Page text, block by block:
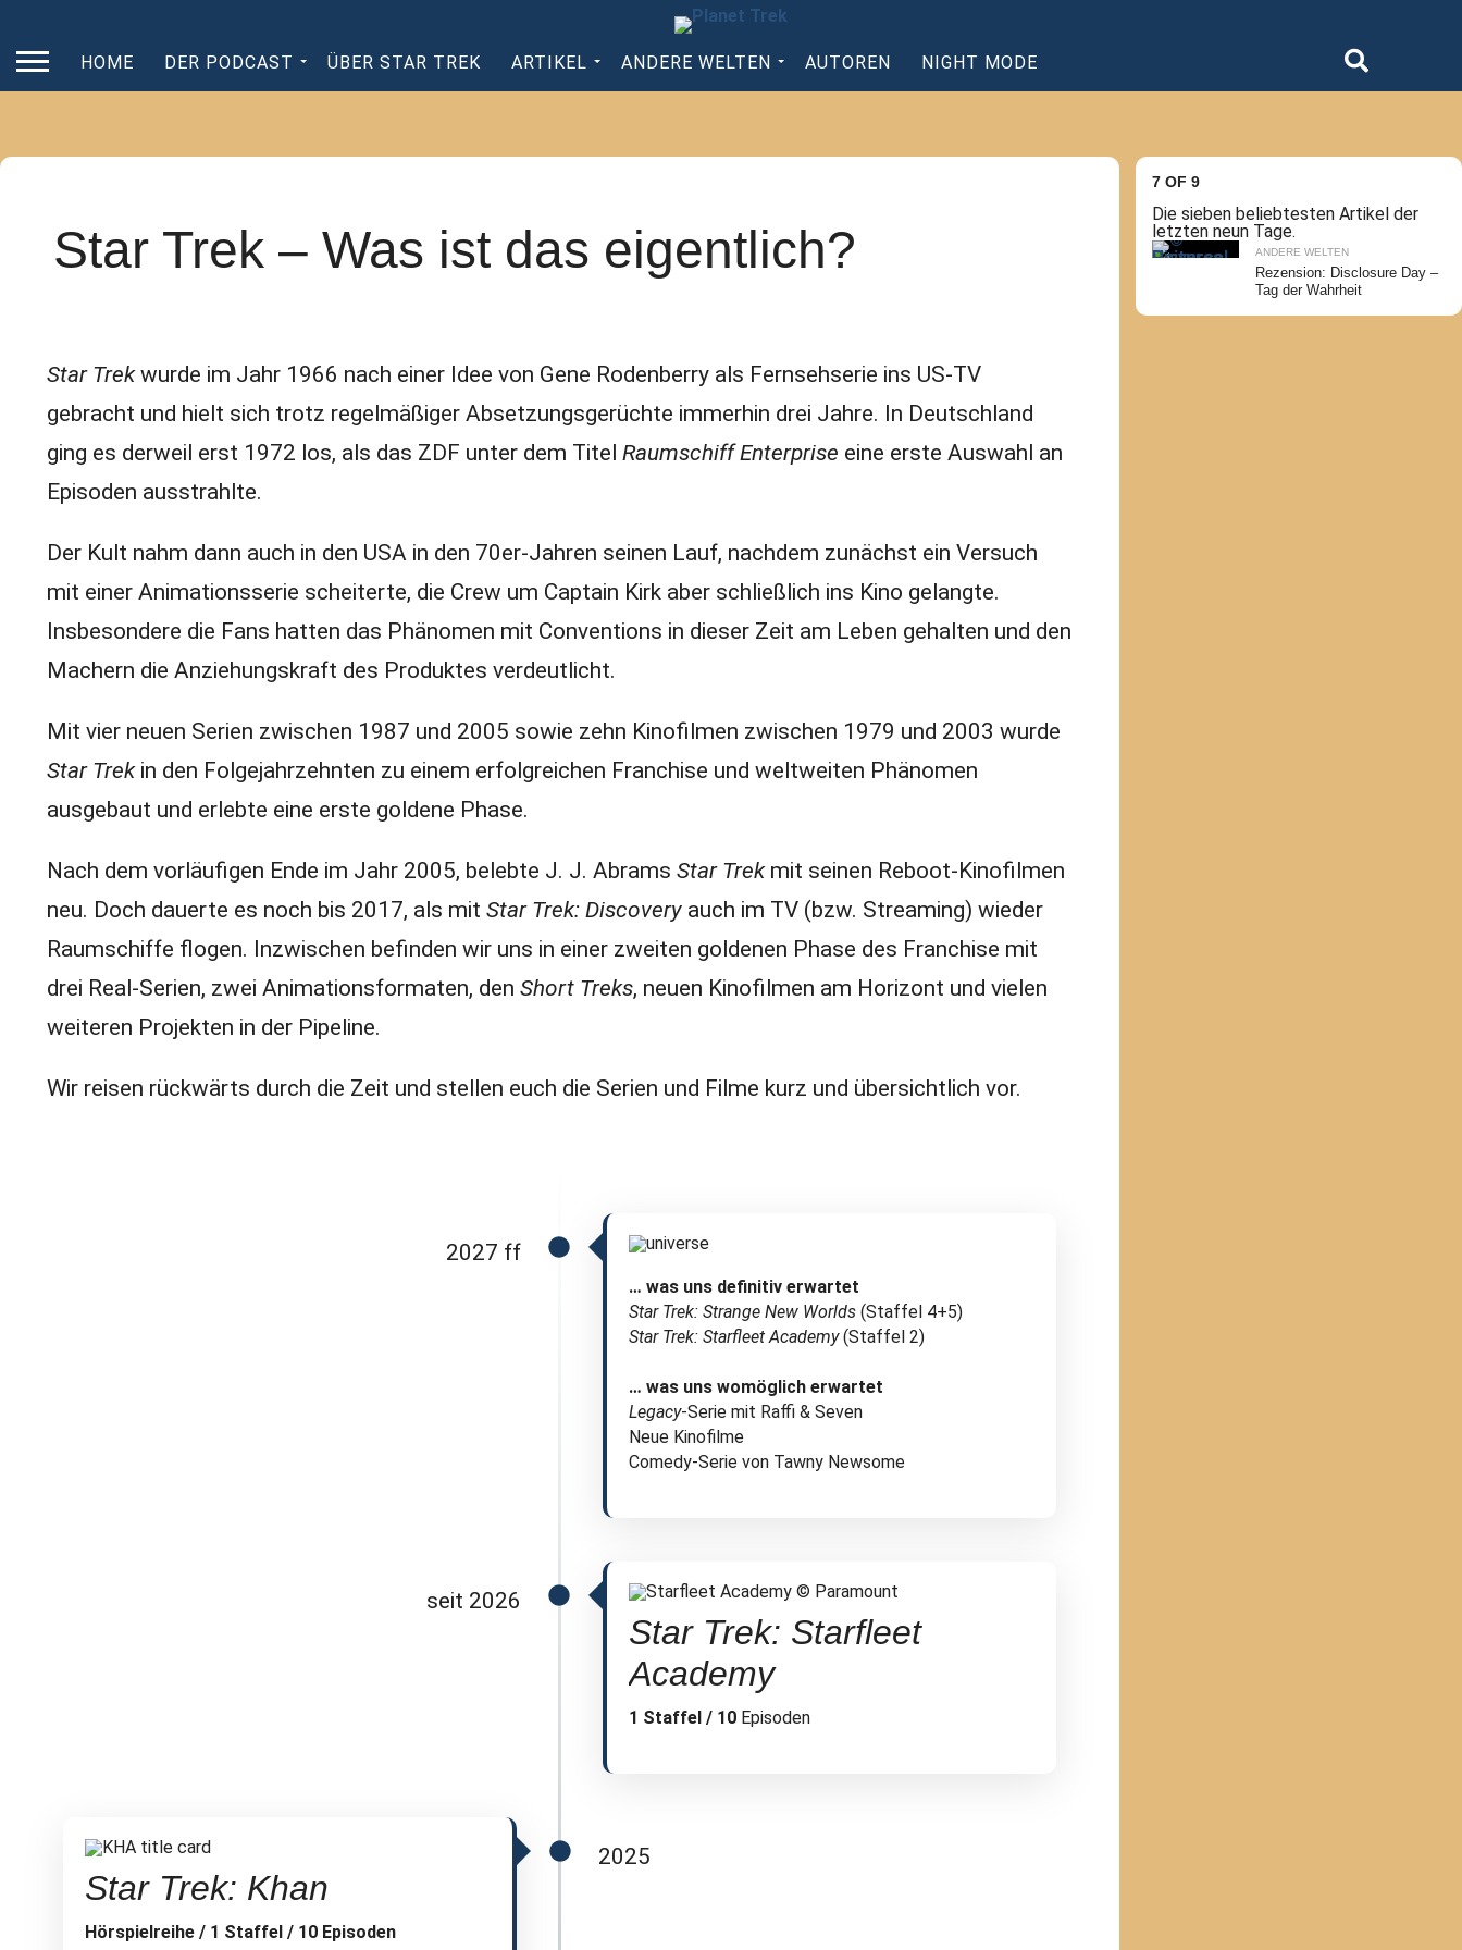
HOME DER PODCAST ÜBER STAR TREK ARTIKEL ANDERE WELTEN AUTOREN NIGHT MODE
Star Trek – Was ist das eigentlich?
Star Trekwurde im Jahr 1966 nach einer Idee von Gene Rodenberry als Fernsehserie ins US-TV
gebracht und hielt sich trotz regelmäßiger Absetzungsgerüchte immerhin drei Jahre. In Deutschland
ging es derweil erst 1972 los, als das ZDF unter dem Titel Raumschiff Enterprise eine erste Auswahl an
Episoden ausstrahlte.
Der Kult nahm dann auch in den USA in den 70er-Jahren seinen Lauf, nachdem zunächst ein Versuch
mit einer Animationsserie scheiterte, die Crew um Captain Kirk aber schließlich ins Kino gelangte.
Insbesondere die Fans hatten das Phänomen mit Conventions in dieser Zeit am Leben gehalten und den
Machern die Anziehungskraft des Produktes verdeutlicht.
Mit vier neuen Serien zwischen 1987 und 2005 sowie zehn Kinofilmen zwischen 1979 und 2003 wurde
Star Trekin den Folgejahrzehnten zu einem erfolgreichen Franchise und weltweiten Phänomen
ausgebaut und erlebte eine erste goldene Phase.
Nach dem vorläufigen Ende im Jahr 2005, belebte J. J. Abrams Star Trekmit seinen Reboot-Kinofilmen
neu. Doch dauerte es noch bis 2017, als mit Star Trek: Discoveryauch im TV (bzw. Streaming) wieder
Raumschiffe flogen. Inzwischen befinden wir uns in einer zweiten goldenen Phase des Franchise mit
drei Real-Serien, zwei Animationsformaten, den Short Treks, neuen Kinofilmen am Horizont und vielen
weiteren Projekten in der Pipeline.
Wir reisen rückwärts durch die Zeit und stellen euch die Serien und Filme kurz und übersichtlich vor.
2027 ff
… was uns definitiv erwartet
Star Trek: Strange New Worlds (Staffel 4+5)
Star Trek: Starfleet Academy(Staffel 2)
… was uns womöglich erwartet
Legacy-Serie mit Raffi & Seven
Neue Kinofilme
Comedy-Serie von Tawny Newsome
seit 2026
Star Trek: Starfleet
Academy
1 Staffel / 10 Episoden
2025
Star Trek: Khan
Hörspielreihe / 1 Staffel / 10 Episoden
7 OF 9
Die sieben beliebtesten Artikel der
letzten neun Tage.
ANDERE WELTEN
Rezension: Disclosure Day –
Tag der Wahrheit